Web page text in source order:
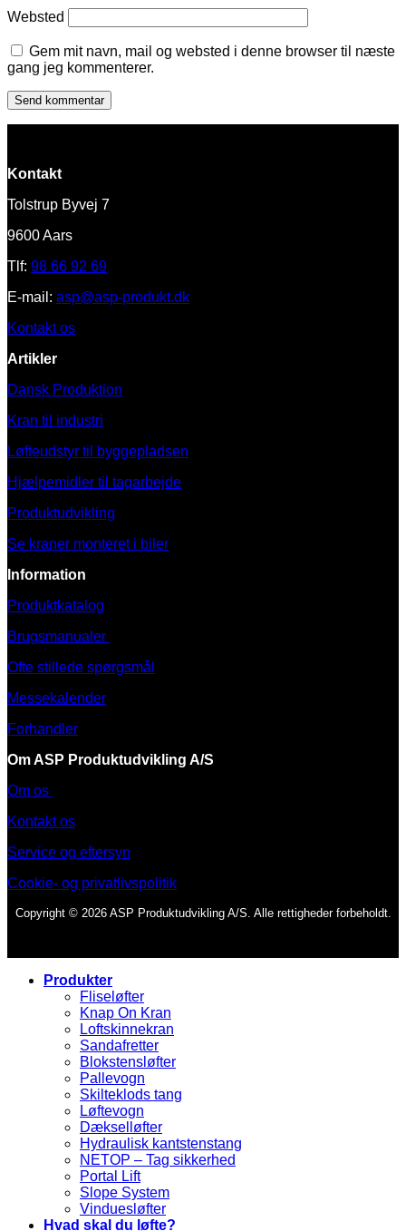
Websted
Gem mit navn, mail og websted i denne browser til næste
gang jeg kommenterer.
Kontakt
Tolstrup Byvej 7
9600 Aars
Tlf: 98 66 92 69
E-mail: asp@asp-produkt.dk
Kontakt os
Artikler
Dansk Produktion
Kran til industri
Løfteudstyr til byggepladsen
Hjælpemidler til tagarbejde
Produktudvikling
Se kraner monteret i biler
Information
Produktkatalog
Brugsmanualer
Ofte stillede spørgsmål
Messekalender
Forhandler
Om ASP Produktudvikling A/S
Om os
Kontakt os
Service og eftersyn
Cookie- og privatlivspolitik
Copyright © 2026 ASP Produktudvikling A/S. Alle rettigheder forbeholdt.
Produkter
Fliseløfter
Knap On Kran
Loftskinnekran
Sandafretter
Blokstensløfter
Pallevogn
Skilteklods tang
Løftevogn
Dækselløfter
Hydraulisk kantstenstang
NETOP – Tag sikkerhed
Portal Lift
Slope System
Vinduesløfter
Hvad skal du løfte?